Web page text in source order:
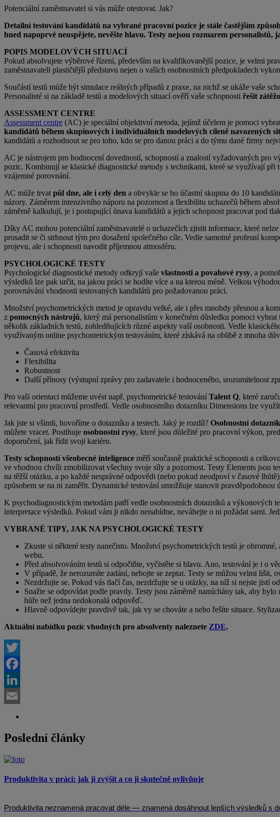
Potenciální zaměstnavatel si vás může otestovat. Jak?
Detailní testování kandidátů na vybrané pracovní pozice je stále častějším
hned napoprvé neuspějete, nevěšte hlavu. Testy nejsou rozmarem
POPIS MODELOVÝCH SITUACÍ
Pokud absolvujete výběrové řízení, především na kvalifikovanější pozice, je velmi
zaměstnavateli plastičtější představu nejen o vašich osobnostních předpokladech
Součástí testů může být simulace reálných případů z praxe, na nichž se ukáže vaše
Personalisté si na základě testů a modelových situací ověří vaše schopnosti řešit
ASSESSMENT CENTRE
Assessment centre (AC) je speciální objektivní metoda, jejímž účelem je pomoci
kandidátů během skupinových i individuálních modelových cíleně navozených
kandidátů a rozhodnout se pro toho, kdo se pro danou práci a do týmu dané firmy
AC je nástrojem pro hodnocení dovedností, schopností a znalostí vyžadovaných
pozic. Kombinují se klasické diagnostické metody s technikami, které se využívají
vzájemné porovnání.
AC může trvat půl dne, ale i celý den a obvykle se ho účastní skupina do 10
názory. Záměrem intenzivního náporu na pozornost a flexibilitu uchazečů během
záměrně kalkulují, je i postupující únava kandidátů a jejich schopnost pracovat pod
Díky AC mohou potenciální zaměstnavatelé o uchazečích zjistit informace, které
prosadit se či strhnout tým pro dosažení společného cíle. Vedle samotné profesní
projevu, ale i schopnosti navodit příjemnou atmosféru.
PSYCHOLOGICKÉ TESTY
Psychologické diagnostické metody odkryjí vaše vlastnosti a povahové rysy, a
výsledků lze pak určit, na jakou práci se hodíte více a na kterou méně. Velkou
porovnávání vhodnosti testovaných kandidátů pro požadovanou práci.
Množství psychometrických metod je opravdu velké, ale i přes mnohdy přesnou a
z pomocných nástrojů, který má personalistům v konečném důsledku pomoci
několik základních testů, zohledňujících různé aspekty vaší osobnosti. Vedle
využívaným online psychometrickým testováním, které získává na oblibě z mnoha
Časová efektivita
Flexibilita
Robustnost
Další přínosy (výstupní zprávy pro zadavatele i hodnoceného, srozumitelnost
Pro vaši orientaci můžeme uvést např. psychometrické testování Talent Q, které
relevantní pro pracovní prostředí. Vedle osobnostního dotazníku Dimensions lze
Jak jste si všimli, hovoříme o dotazníku a testech. Jaký je rozdíl? Osobnostní dotazník
můžete vracet. Postihuje osobnostní rysy, které jsou důležité pro pracovní výkon,
doporučení, jak řídit svoji kariéru.
Testy schopností všeobecné inteligence měří současně praktické schopnosti a
ve vhodnou chvíli zmobilizovat všechny svoje síly a pozornost. Testy Elements jsou
na těžší otázku, a po každé nesprávné odpovědi (nebo pokud neodpoví v časové
způsobem se na ni zaměřit. Dynamické testování umožňuje stanovit
K psychodiagnostickým metodám patří vedle osobnostních dotazníků a výkonových
interpretace výsledků. Pokud vám ji nikdo nenabídne, neváhejte o ni požádat sami.
VYBRANÉ TIPY, JAK NA PSYCHOLOGICKÉ TESTY
Zkuste si některé testy nanečisto. Množství psychometrických testů je
webu.
Před absolvováním testů si odpočiňte, vyčistěte si hlavu. Ano, testování je i o
V případě, že nerozumíte zadání, nebojte se zeptat. Testy se můžou velmi lišit,
Nezdržujte se. Pokud vás tlačí čas, nezdržujte se u otázky, na níž si nejste jistí
Snažte se odpovídat podle pravdy. Testy jsou záměrně namíchány tak, aby
hůře než jedna nedokonalá odpověď.
Hlavně odpovídejte pravdivě tak, jak vy se chováte a nebo řešíte situace.
Aktuální nabídku pozic vhodných pro absolventy naleznete ZDE.
Twitter
Facebook
LinkedIn
Poslední články
Produktivita v práci: jak ji zvýšit a co ji skutečně ovlivňuje
Produktivita neznamená pracovat déle — znamená dosáhnout lepších výsledků s